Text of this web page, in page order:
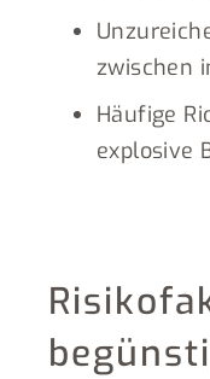
zwischen
Häufige
explosive